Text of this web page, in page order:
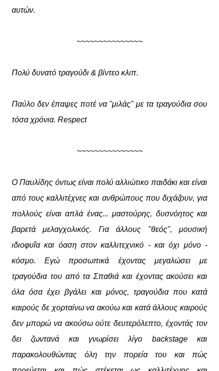
αυτών.
~~~~~~~~~~~~~~~
Πολύ δυνατό τραγούδι & βίντεο κλιπ.
Παύλο δεν έπαψες ποτέ να "μιλάς" με τα τραγούδια σου
τόσα χρόνια. Respect
~~~~~~~~~~~~~~~
Ο Παυλίδης όντως είναι πολύ αλλιώτικο παιδάκι και είναι
από τους καλλιτέχνες και ανθρώπους που διχάζουν, για
πολλούς είναι απλά ένας... μαστούρης, δυσνόητος και
βαρετά μελαγχολικός. Για άλλους "θεός", μουσική
ιδιοφυΐα και όαση στον καλλιτεχνικό - και όχι μόνο -
κόσμο. Εγώ προσωπικά έχοντας μεγαλώσει με
τραγούδια του από τα Σπαθιά και έχοντας ακούσει και
όλα όσα έχει βγάλει και μόνος, τραγούδια που κατά
καιρούς δε χορταίνω να ακούω και κατά άλλους καιρούς
δεν μπορώ να ακούσω ούτε δευτερόλεπτο, έχοντάς τον
δει ζωντανά και γνωρίσει λίγο backstage και
παρακολουθώντας όλη την πορεία του και πώς